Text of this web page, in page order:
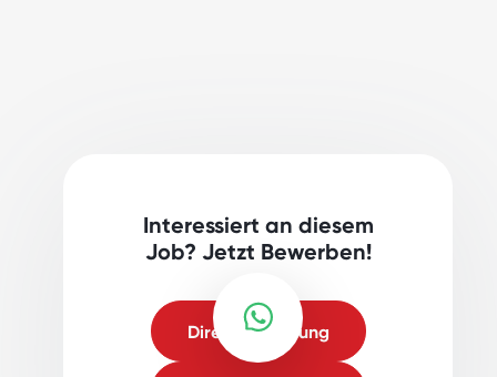
Interessiert an diesem
Job? Jetzt Bewerben!
Direktbewerbung